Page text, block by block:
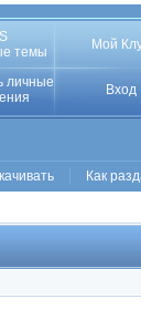
темы
Мой
личные
Вход
Как